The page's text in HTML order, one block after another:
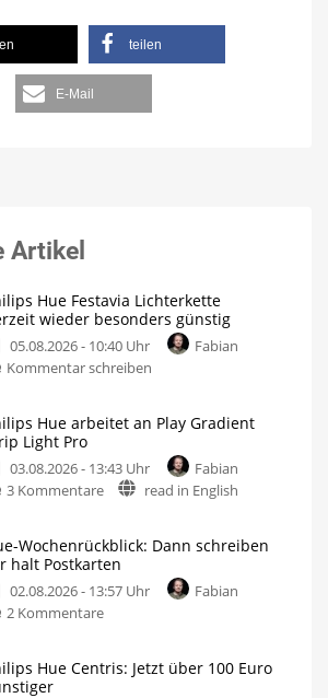
teilen
E-Mail
Artikel
Hue Festavia Lichterkette
wieder besonders günstig
05.08.2026 - 10:40 Uhr
Fabian
Kommentar schreiben
Hue arbeitet an Play Gradient
Light Pro
03.08.2026 - 13:43 Uhr
Fabian
3 Kommentare
read in English
Wochenrückblick: Dann schreiben
halt Postkarten
02.08.2026 - 13:57 Uhr
Fabian
2 Kommentare
Hue Centris: Jetzt über 100 Euro